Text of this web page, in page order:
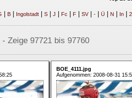
B| Ingolstadt| S| J Fc F| SV| -| Ü| N In| 2
Zeige 97721 bis 97760
BOE_4111.jpg
Aufgenommen: 2008-08-31